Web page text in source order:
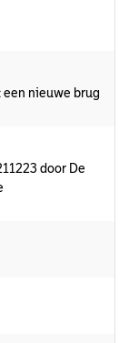
nieuwe brug
door De